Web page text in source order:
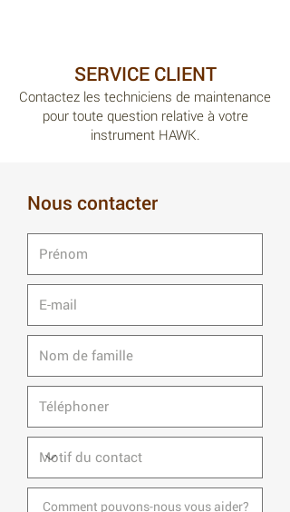
SERVICE CLIENT
Contactez les techniciens de maintenance
pour toute question relative à votre
instrument HAWK.
Nous contacter